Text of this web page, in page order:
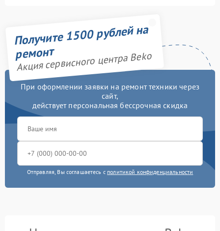
Получите 1500 рублей на
ремонт
Акция сервисного центра Beko
При оформлении заявки на ремонт техники через
сайт,
действует персональная бессрочная скидка
Отправляя, Вы соглашаетесь с политикой конфиденциальности